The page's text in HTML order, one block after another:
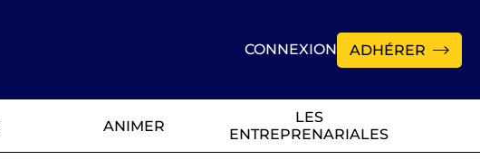
CONNEXION ADHÉRER
ANIMER
LES
ENTREPRENARIALES